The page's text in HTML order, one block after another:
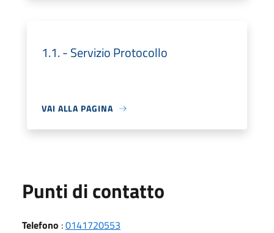
1.1. - Servizio Protocollo
VAI ALLA PAGINA
Punti di contatto
Telefono :0141720553